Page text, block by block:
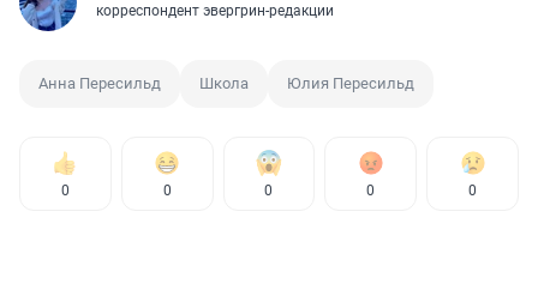
корреспондент эвергрин-редакции
Анна Пересильд Школа Юлия Пересильд
0 0 0 0 0